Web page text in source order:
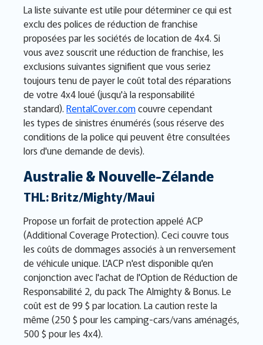
La liste suivante est utile pour déterminer ce qui est
exclu des polices de réduction de franchise
proposées par les sociétés de location de 4x4. Si
vous avez souscrit une réduction de franchise, les
exclusions suivantes signifient que vous seriez
toujours tenu de payer le coût total des réparations
de votre 4x4 loué (jusqu'à la responsabilité
standard). RentalCover.comcouvre cependant
les types de sinistres énumérés (sous réserve des
conditions de la police qui peuvent être consultées
lors d'une demande de devis).
Australie & Nouvelle-Zélande
THL: Britz/Mighty/Maui
Propose un forfait de protection appelé ACP
(Additional Coverage Protection). Ceci couvre tous
les coûts de dommages associés à un renversement
de véhicule unique. L'ACP n'est disponible qu'en
conjonction avec l'achat de l'Option de Réduction de
Responsabilité 2, du pack The Almighty & Bonus. Le
coût est de 99 $ par location. La caution reste la
même (250 $ pour les camping-cars/vans aménagés,
500 $ pour les 4x4).